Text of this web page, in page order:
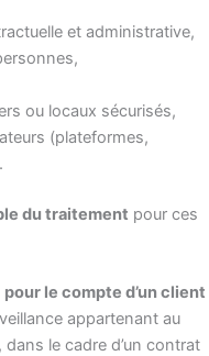
et administrative,
ou locaux sécurisés,
(plateformes,
du traitement pour ces
pour le compte d’un client
appartenant au
, dans le cadre d’un contrat